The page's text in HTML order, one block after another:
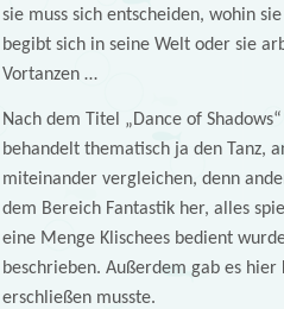
sie muss sich entscheiden, wohin
begibt sich in seine Welt oder sie
Vortanzen …
Nach dem Titel „Dance of
behandelt thematisch ja den Tanz,
miteinander vergleichen, denn
dem Bereich Fantastik her, alles
eine Menge Klischees bedient
beschrieben. Außerdem gab es
erschließen musste.